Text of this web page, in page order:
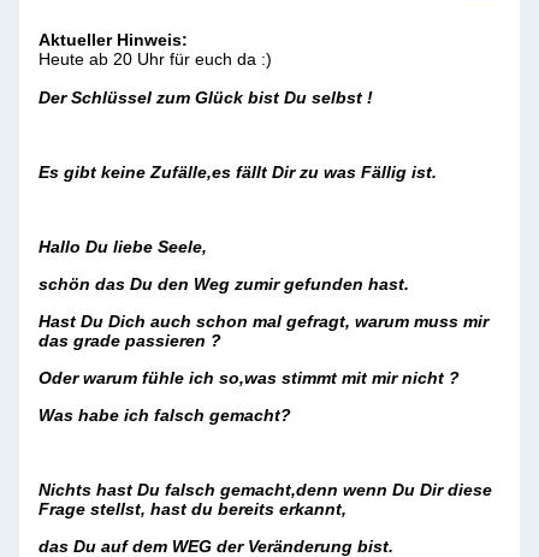
Aktueller Hinweis:
Heute ab 20 Uhr für euch da :)
Der Schlüssel zum Glück bist Du selbst !
Es gibt keine Zufälle,es fällt Dir zu was Fällig ist.
Hallo Du liebe Seele,
schön das Du den Weg zumir gefunden hast.
Hast Du Dich auch schon mal gefragt, warum muss mir
das grade passieren ?
Oder warum fühle ich so,was stimmt mit mir nicht ?
Was habe ich falsch gemacht?
Nichts hast Du falsch gemacht,denn wenn Du Dir diese
Frage stellst, hast du bereits erkannt,
das Du auf dem WEG der Veränderung bist.